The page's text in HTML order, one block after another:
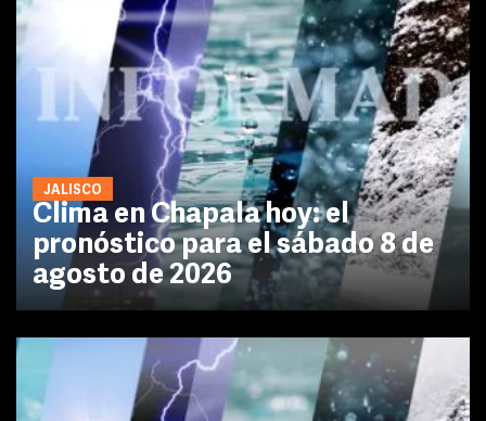
JALISCO
Clima en Chapala hoy: el
pronóstico para el sábado 8 de
agosto de 2026